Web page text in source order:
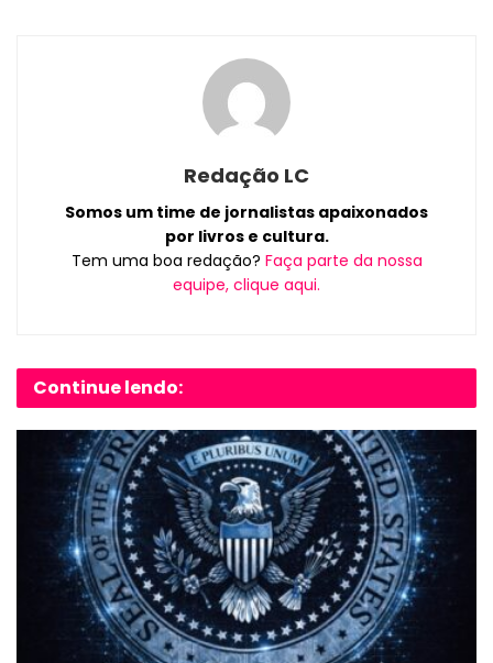
Redação LC
Somos um time de jornalistas apaixonados
por livros e cultura.
Tem uma boa redação? Faça parte da nossa
equipe, clique aqui.
Continue lendo: